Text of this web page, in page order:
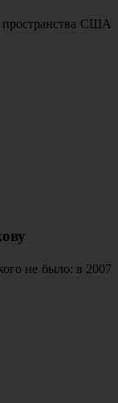
пространства США
не было: в 2007